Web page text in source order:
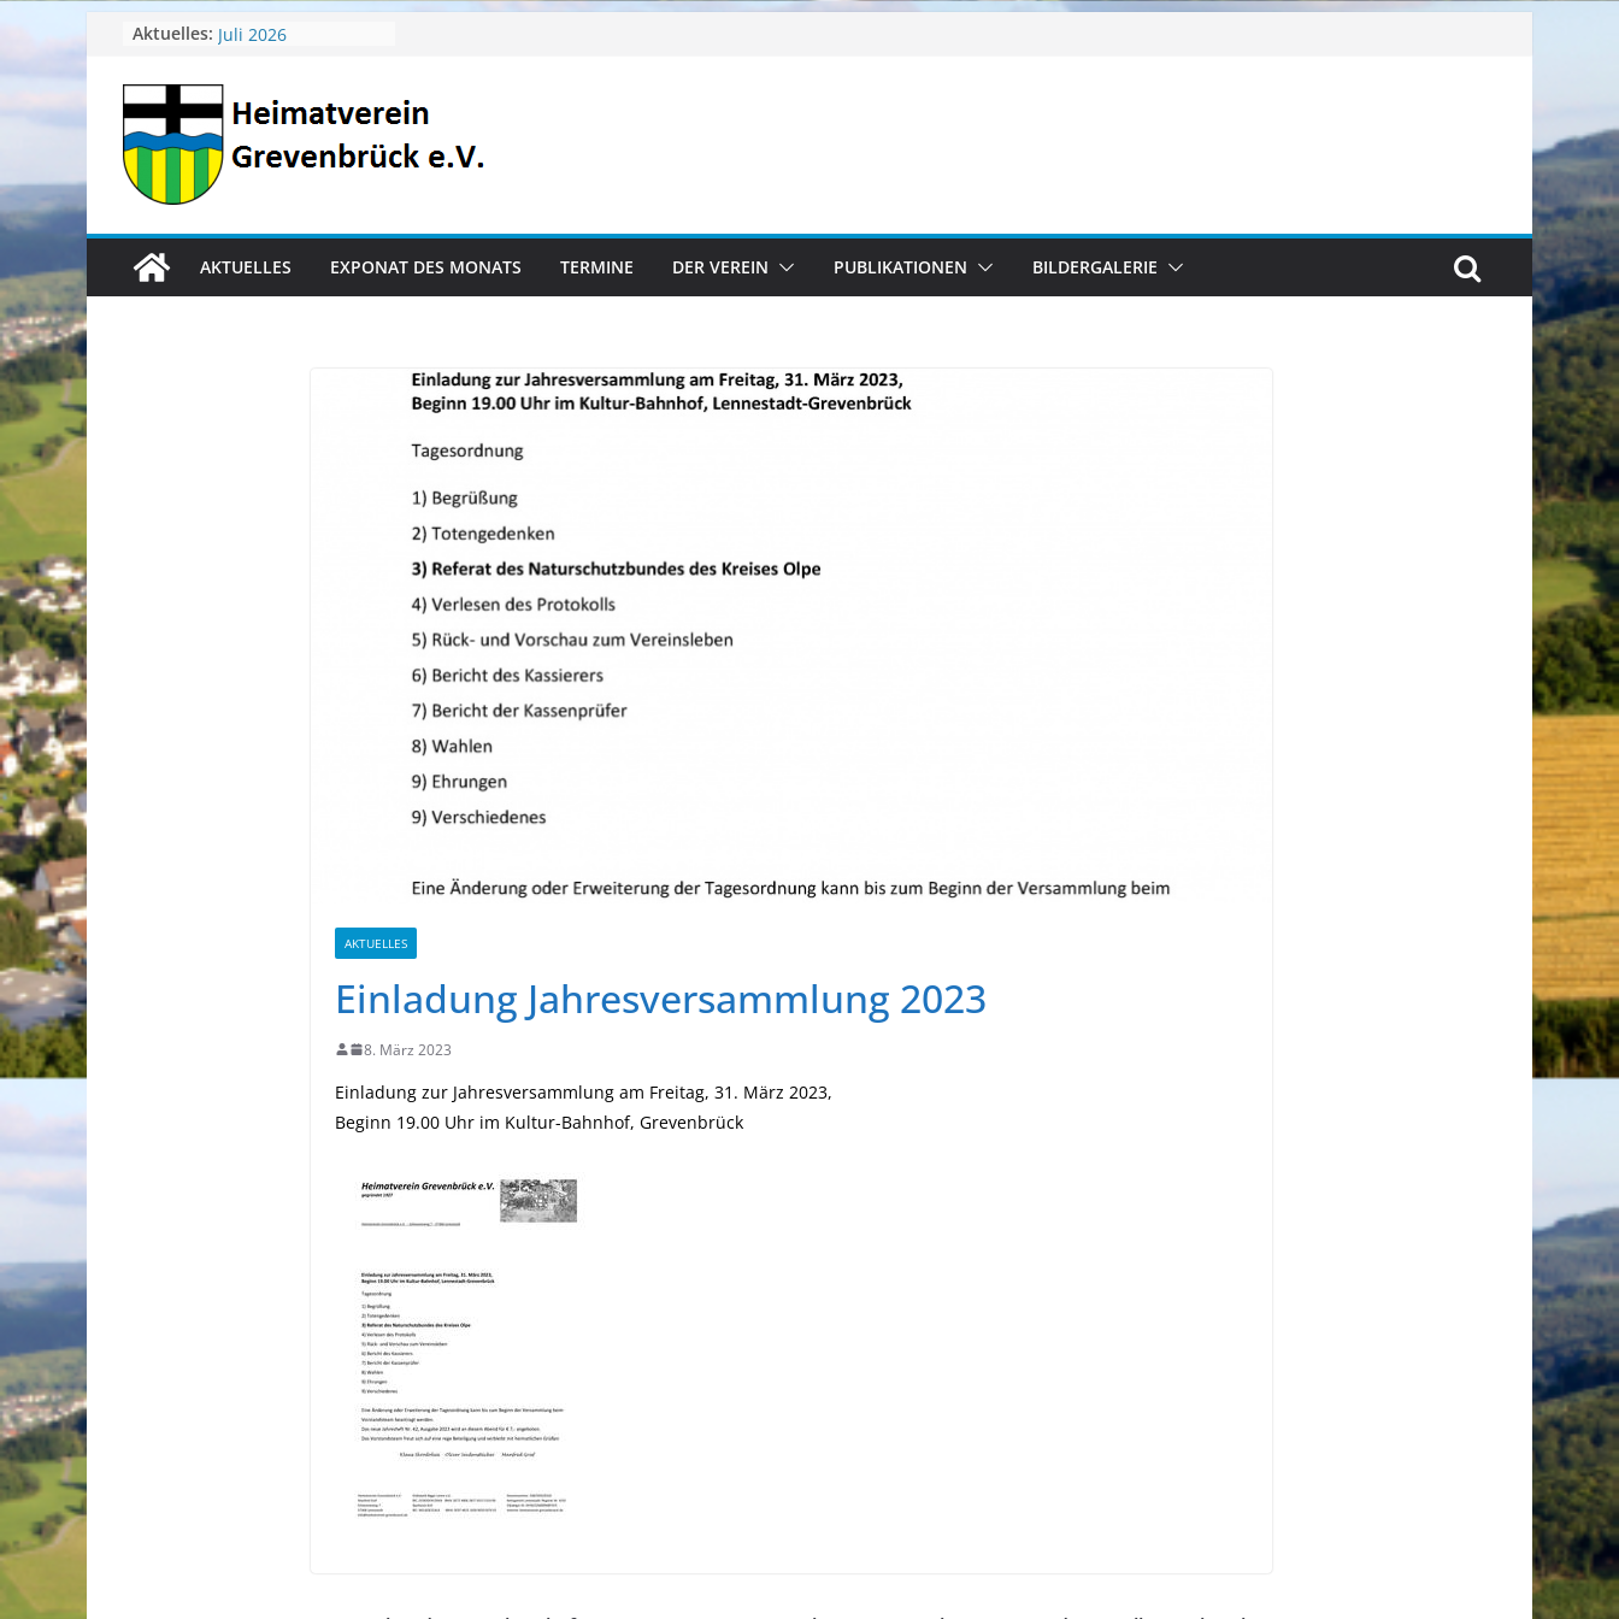
springen
Aktuelles: April 2026
Juli 2026
Mai 2026
Heimatverein aktuell
AKTUELLES EXPONAT DES MONATS TERMINE DER VEREIN PUBLIKATIONEN BILDERGALERIE
AKTUELLES
Einladung Jahresversammlung 2023
8. März 2023
Einladung zur Jahresversammlung am Freitag, 31. März 2023,
Beginn 19.00 Uhr im Kultur-Bahnhof, Grevenbrück